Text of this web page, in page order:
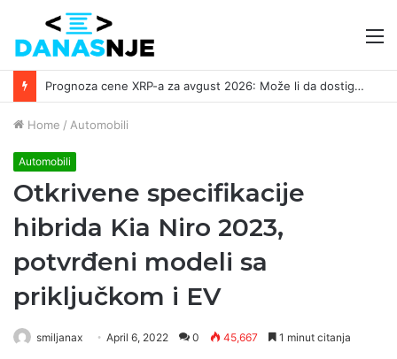
Prognoza cene XRP-a za avgust 2026: Može li da dostigne 1,50 dolara? ￼
Home / Automobili
Automobili
Otkrivene specifikacije
hibrida Kia Niro 2023,
potvrđeni modeli sa
priključkom i EV
smiljanax April 6, 2022 0 45,667 1 minut citanja